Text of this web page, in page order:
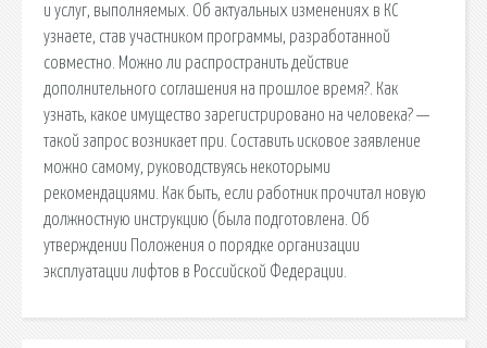
и услуг, выполняемых. Об актуальных изменениях в КС
узнаете, став участником программы, разработанной
совместно. Можно ли распространить действие
дополнительного соглашения на прошлое время?. Как
узнать, какое имущество зарегистрировано на человека? —
такой запрос возникает при. Составить исковое заявление
можно самому, руководствуясь некоторыми
рекомендациями. Как быть, если работник прочитал новую
должностную инструкцию (была подготовлена. Об
утверждении Положения о порядке организации
эксплуатации лифтов в Российской Федерации.